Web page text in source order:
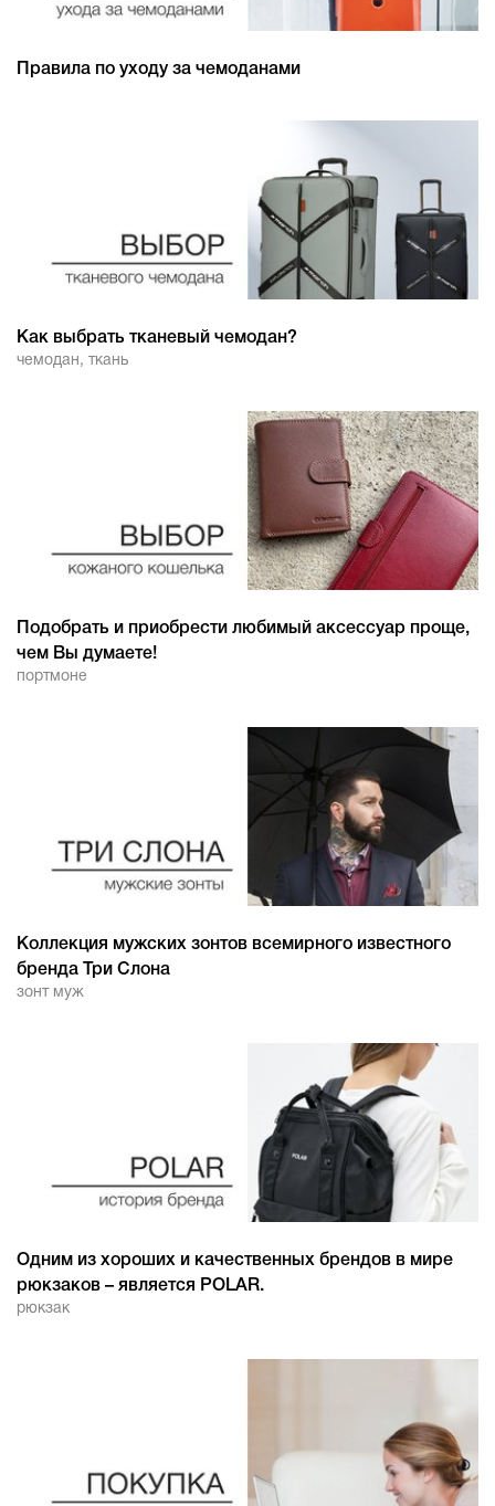
Правила по уходу за чемоданами
Как выбрать тканевый чемодан?
чемодан, ткань
Подобрать и приобрести любимый аксессуар проще,
чем Вы думаете!
портмоне
Коллекция мужских зонтов всемирного известного
бренда Три Слона
зонт муж
Одним из хороших и качественных брендов в мире
рюкзаков – является POLAR.
рюкзак